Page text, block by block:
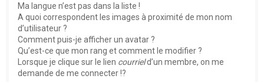
Ma langue n’est pas dans la liste !
A quoi correspondent les images à proximité de mon nom
d’utilisateur ?
Comment puis-je afficher un avatar ?
Qu’est-ce que mon rang et comment le modifier ?
Lorsque je clique sur le lien courrield’un membre, on me
demande de me connecter !?